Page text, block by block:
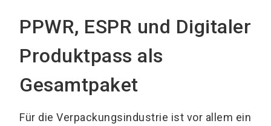
PPWR, ESPR und Digitaler
Produktpass als
Gesamtpaket
Für die Verpackungsindustrie ist vor allem ein